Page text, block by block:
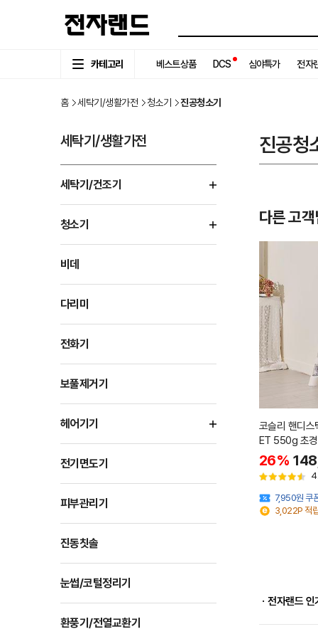
카테고리 베스트상품 DCS 심야특가 전자
홈 세탁기/생활가전 청소기 진공청소기
세탁기/생활가전
세탁기/건조기
청소기
비데
다리미
전화기
보풀제거기
헤어기기
전기면도기
피부관리기
진동칫솔
눈썹/코털정리기
환풍기/전열교환기
진공청
다른 고
코슬리 핸디스
ET 550g 초
26%
7,950원 쿠
3,022P 적
ㆍ전자랜드 인